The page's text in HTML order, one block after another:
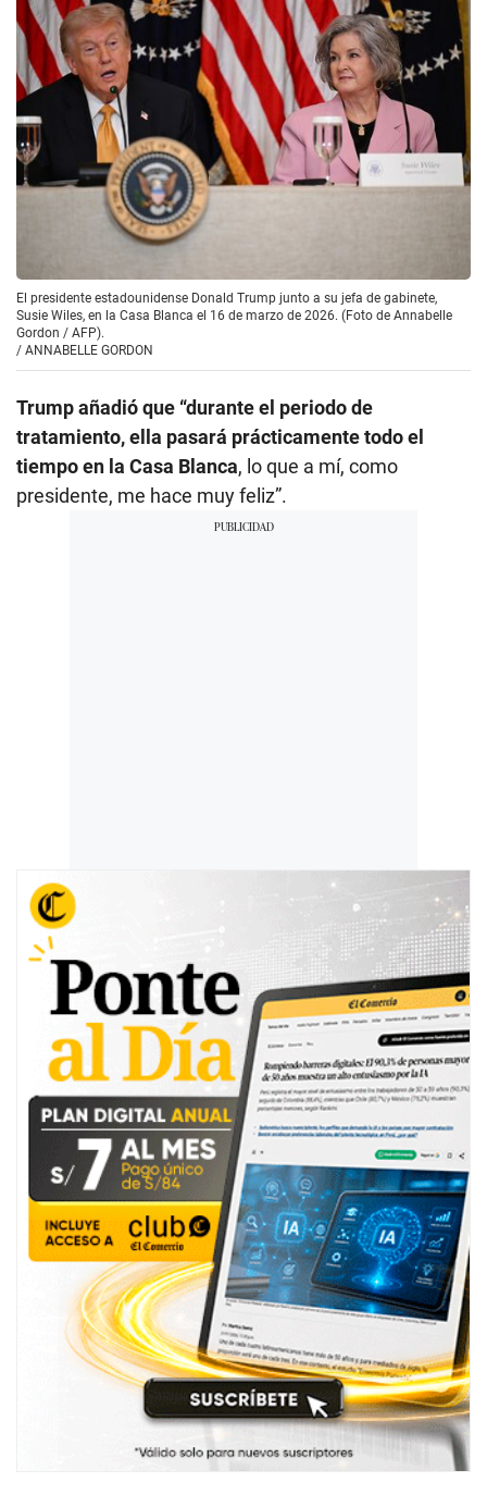
El presidente estadounidense Donald Trump junto a su jefa de gabinete,
Susie Wiles, en la Casa Blanca el 16 de marzo de 2026. (Foto de Annabelle
Gordon / AFP).
/ ANNABELLE GORDON
Trump añadió que “durante el periodo de
tratamiento, ella pasará prácticamente todo el
tiempo en la Casa Blanca, lo que a mí, como
presidente, me hace muy feliz”.